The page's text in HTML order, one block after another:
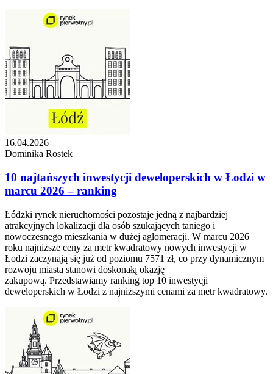
16.04.2026
Dominika Rostek
10 najtańszych inwestycji deweloperskich w Łodzi w
marcu 2026 – ranking
Łódzki rynek nieruchomości pozostaje jedną z najbardziej
atrakcyjnych lokalizacji dla osób szukających taniego i
nowoczesnego mieszkania w dużej aglomeracji. W marcu 2026
roku najniższe ceny za metr kwadratowy nowych inwestycji w
Łodzi zaczynają się już od poziomu 7571 zł, co przy dynamicznym
rozwoju miasta stanowi doskonałą okazję
zakupową. Przedstawiamy ranking top 10 inwestycji
deweloperskich w Łodzi z najniższymi cenami za metr kwadratowy.